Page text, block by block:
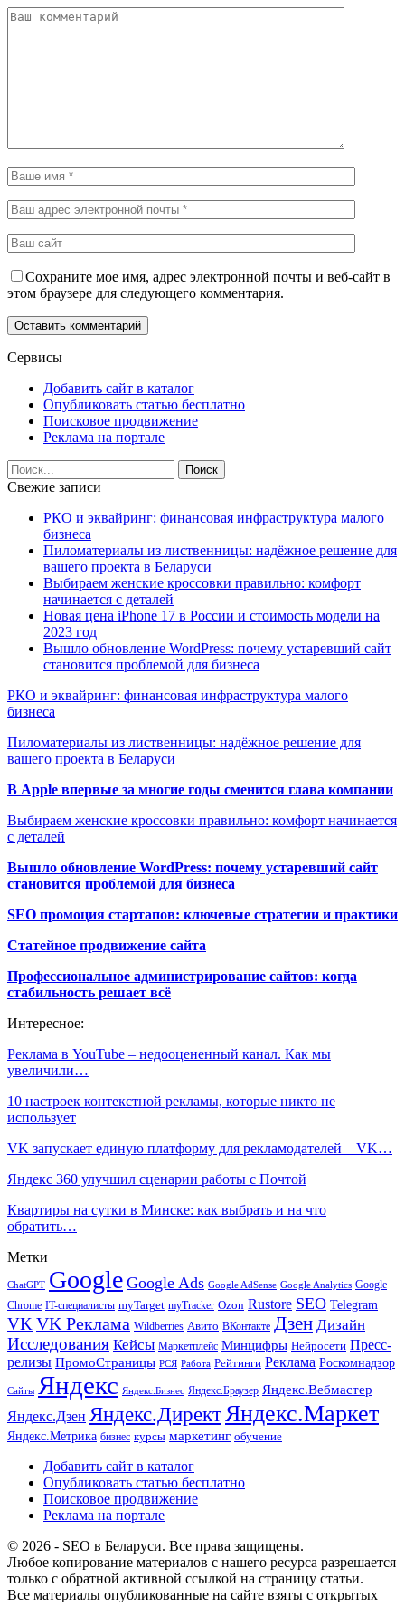
Сохраните мое имя, адрес электронной почты и веб-сайт в
этом браузере для следующего комментария.
Сервисы
Добавить сайт в каталог
Опубликовать статью бесплатно
Поисковое продвижение
Реклама на портале
Свежие записи
РКО и эквайринг: финансовая инфраструктура малого
бизнеса
Пиломатериалы из лиственницы: надёжное решение для
вашего проекта в Беларуси
Выбираем женские кроссовки правильно: комфорт
начинается с деталей
Новая цена iPhone 17 в России и стоимость модели на
2023 год
Вышло обновление WordPress: почему устаревший сайт
становится проблемой для бизнеса
РКО и эквайринг: финансовая инфраструктура малого
бизнеса
Пиломатериалы из лиственницы: надёжное решение для
вашего проекта в Беларуси
В Apple впервые за многие годы сменится глава компании
Выбираем женские кроссовки правильно: комфорт начинается
с деталей
Вышло обновление WordPress: почему устаревший сайт
становится проблемой для бизнеса
SEO промоция стартапов: ключевые стратегии и практики
Статейное продвижение сайта
Профессиональное администрирование сайтов: когда
стабильность решает всё
Интересное:
Реклама в YouTube – недооцененный канал. Как мы
увеличили…
10 настроек контекстной рекламы, которые никто не
использует
VK запускает единую платформу для рекламодателей – VK…
Яндекс 360 улучшил сценарии работы с Почтой
Квартиры на сутки в Минске: как выбрать и на что
обратить…
Метки
ChatGPT Google Google Ads Google AdSense Google Analytics Google
Chrome IT-специалисты myTarget myTracker Ozon Rustore SEO Telegram
VK VK Реклама Wildberries Авито ВКонтакте Дзен Дизайн
Исследования Кейсы Маркетплейс Минцифры Нейросети Пресс-
релизы ПромоСтраницы РСЯ Работа Рейтинги Реклама Роскомнадзор
Сайты Яндекс Яндекс.Бизнес Яндекс.Браузер Яндекс.Вебмастер
Яндекс.Дзен Яндекс.ДиректЯндекс.Маркет
Яндекс.Метрика бизнес курсы маркетинг обучение
Добавить сайт в каталог
Опубликовать статью бесплатно
Поисковое продвижение
Реклама на портале
© 2026 - SEO в Беларуси. Все права защищены.
Любое копирование материалов с нашего ресурса разрешается
только с обратной активной ссылкой на страницу статьи.
Все материалы опубликованные на сайте взяты с открытых